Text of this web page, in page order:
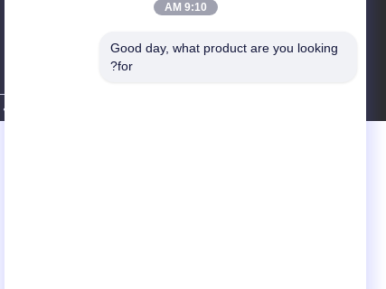
سياسة الخصوصية
9:10 AM
Good day, what product are you looking
for?